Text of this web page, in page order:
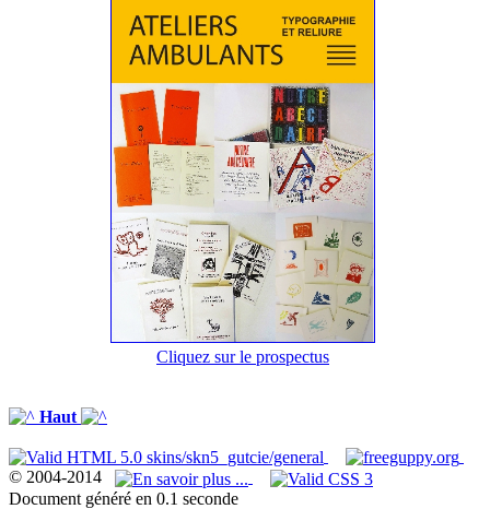
Cliquez sur le prospectus
Haut
© 2004-2014
Document généré en 0.1 seconde